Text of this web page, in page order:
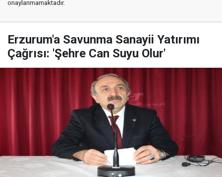
onaylanmamaktadır.
Erzurum'a Savunma Sanayii Yatırımı
Çağrısı: 'Şehre Can Suyu Olur'